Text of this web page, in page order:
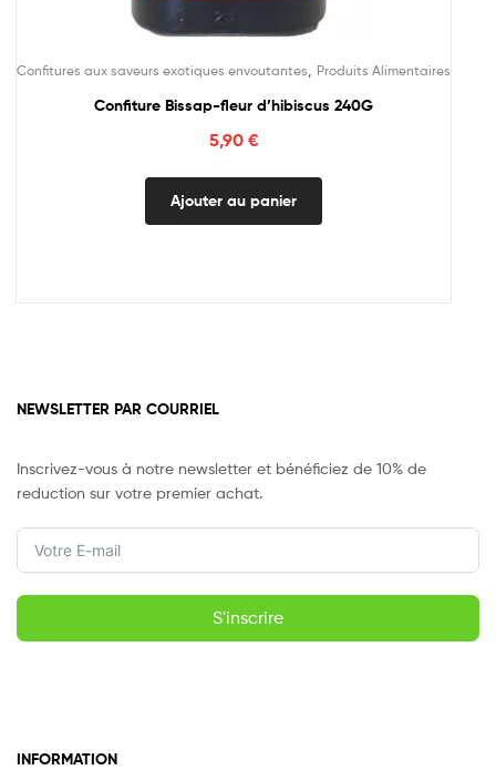
Confitures aux saveurs exotiques envoutantes, Produits Alimentaires
Confiture Bissap-fleur d’hibiscus 240G
5,90 €
Ajouter au panier
NEWSLETTER PAR COURRIEL
Inscrivez-vous à notre newsletter et bénéficiez de 10% de
reduction sur votre premier achat.
S'inscrire
INFORMATION